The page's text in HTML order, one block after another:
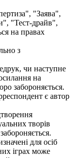
"Заява",
"Тест-драйв",
на правах
з
чи наступне
на
забороняється.
є автор
творів
для осіб
іграх може